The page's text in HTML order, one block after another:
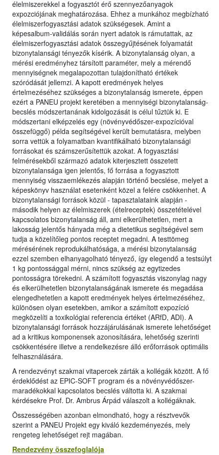
élelmiszerekkel a fogyasztót érő szennyezőanyagok
expozciójának meghatározása. Ehhez a munkához megbízható
élelmiszerfogyasztási adatok szükségesek. Amint a
képesalbum-validálás során nyert adatok is rámutattak, az
élelmiszerfogyasztási adatok összegyűjtésének folyamatát
bizonytalansági tényezők kísérik. A bizonytalanság olyan, a
mérési eredményhez társított paraméter, mely a mérendő
mennyiségnek megalapozottan tulajdonítható értékek
szóródását jellemzi. A kapott eredmények helyes
értelmezéséhez szükséges a bizonytalanság ismerete, éppen
ezért a PANEU projekt keretében a mennyiségi bizonytalanság-
becslés módszertanának kidolgozását is célul tűztük ki. E
módszertani elképzelés egy (növényvédőszer-expozícióval
összefüggő) példa segítségével került bemutatásra, melyben
sorra vettük a folyamatban kvantifikálható bizonytalansági
forrásokat és számszerűsítettük azokat. A fogyasztási
felmérésekből származó adatok kiterjesztett összetett
bizonytalansága igen jelentős, fő forrása a fogyasztott
mennyiség visszaemlékezés alapján történő becslése, melyet a
képeskönyv használat esetenként közel a felére csökkenhet. A
bizonytalansági források közül - tapasztalataink alapján -
második helyen az élelmiszerek (ételreceptek) összetételével
kapcsolatos bizonytalanság áll, ami elkerülhetetlen, mert a
lakosság jelentős hányada még a dietetikus segítségével sem
tudja a közelítőleg pontos receptet megadni. A testtömeg
mérésérének reprodukálhatósága, a mérési bizonytalanság
ezzel szemben elhanyagolható tényező, így elegendő a testsúlyt
1 kg pontossággal mérni, nincs szükség az egytizedes
pontosságra törekedni. A számított fogyasztás viszonylag nagy
és elkerülhetetlen bizonytalanságának ismerete és megadása
elengedhetetlen a kapott eredmények helyes értelmezéséhez,
különösen olyan esetekben, amikor a számított expozíció
megközelíti a toxikológiai referencia értéket (ARfD, ADI). A
bizonytalansági források hozzájárulásának ismerete lehetőséget
ad a kritikus komponensek azonosítására, lehetőség szerinti
csökkentésére illetve a rendelkezésre álló erőforrások optimális
felhasználására.
A rendezvényt szakmai vitapercek zárták a kollégák között. A fő
érdeklődést az EPIC-SOFT program és a növényvédőszer-
maradékokkal kapcsolatos becslés váltotta ki. A szakmai
kérdésekre Prof. Dr. Ambrus Árpád válaszolt a kollégáknak.
Összességében azonban elmondható, hogy a résztvevők
szerint a PANEU Projekt egy kiváló kezdeményezés, mely
rengeteg lehetőséget rejt magában.
Rendezvény összefoglalója